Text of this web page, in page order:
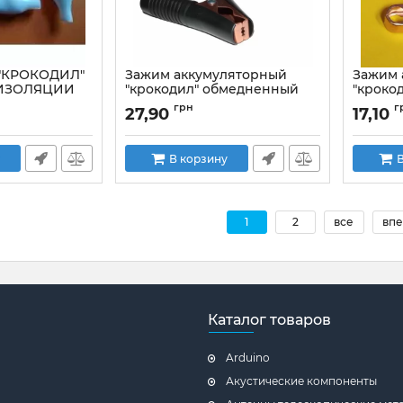
Зажим аккумуляторный
"крокодил" обмедненный
100A, длина 90мм, чёрный
Артикул:
27,90 грн
В корзину
Зажим
60A,
Артикул:
17,10
1 2 все
Каталог товаров
Arduino
Акустические компоненты